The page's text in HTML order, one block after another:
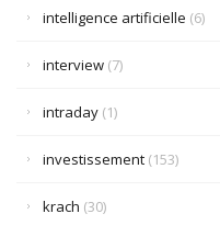
intelligence artificielle (6)
interview (7)
intraday (1)
investissement (153)
krach (30)